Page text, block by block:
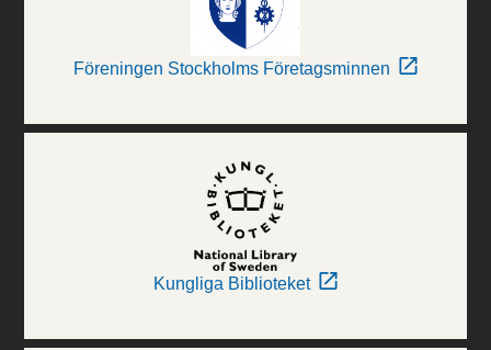
Föreningen Stockholms Företagsminnen
Kungliga Biblioteket